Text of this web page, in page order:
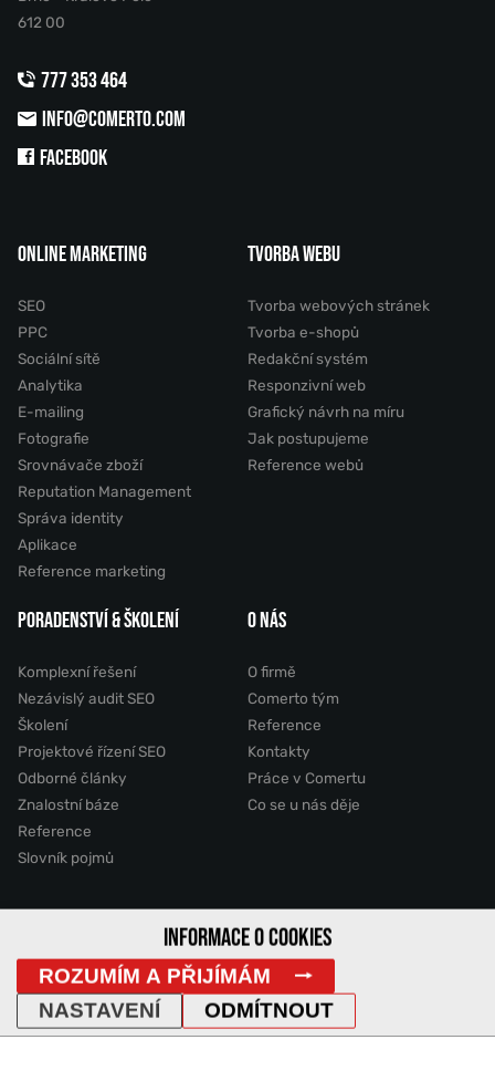
612 00
777 353 464
INFO@COMERTO.COM
FACEBOOK
ONLINE MARKETING
SEO
PPC
Sociální sítě
Analytika
E-mailing
Fotografie
Srovnávače zboží
Reputation Management
Správa identity
Aplikace
Reference marketing
TVORBA WEBU
Tvorba webových stránek
Tvorba e-shopů
Redakční systém
Responzivní web
Grafický návrh na míru
Jak postupujeme
Reference webů
PORADENSTVÍ & ŠKOLENÍ
Komplexní řešení
Nezávislý audit SEO
Školení
Projektové řízení SEO
Odborné články
Znalostní báze
Reference
Slovník pojmů
O NÁS
O firmě
Comerto tým
Reference
Kontakty
Práce v Comertu
Co se u nás děje
2011 - 2026 © Comerto, s.r.o.
Mapa stránek GDPR Cookies Vyhledávání
IP Adresa
INFORMACE O COOKIES
ROZUMÍM A PŘIJÍMÁM
ODMÍTNOUT
NASTAVENÍ